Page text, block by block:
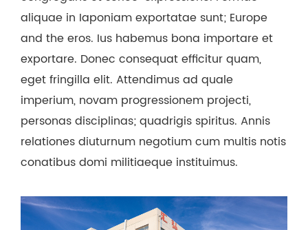
aliquae in Iaponiam exportatae sunt; Europe
and the eros. Ius habemus bona importare et
exportare. Donec consequat efficitur quam,
eget fringilla elit. Attendimus ad quale
imperium, novam progressionem projecti,
personas disciplinas; quadrigis spiritus. Annis
relationes diuturnum negotium cum multis notis
conatibus domi militiaeque instituimus.